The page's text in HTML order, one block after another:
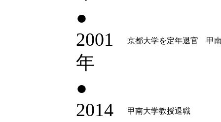
●
2001
年
京都大学を定年退官 甲
●
2014
甲南大学教授退職